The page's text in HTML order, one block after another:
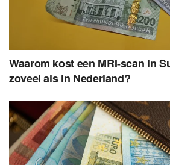
Waarom kost een MRI-scan in
zoveel als in Nederland?